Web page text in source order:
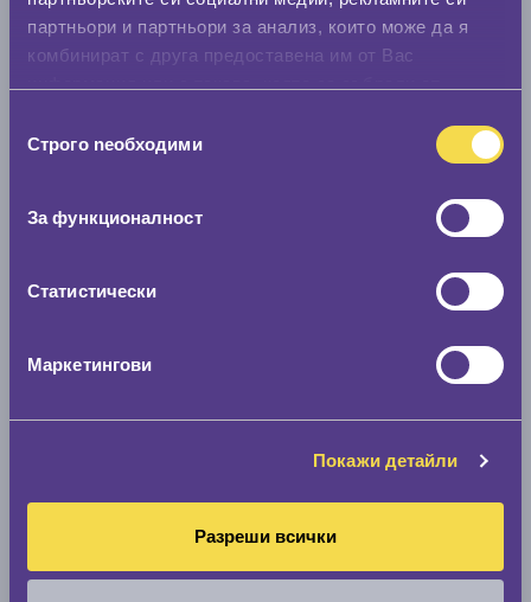
партньори и партньори за анализ, които може да я
комбинират с друга предоставена им от Вас
наСтрого nеобходими
За функционалност
Статистически
Маркетингови
Покажи детайли
Разреши всички
Стар размер
0 мм.
Скоростомер при 100